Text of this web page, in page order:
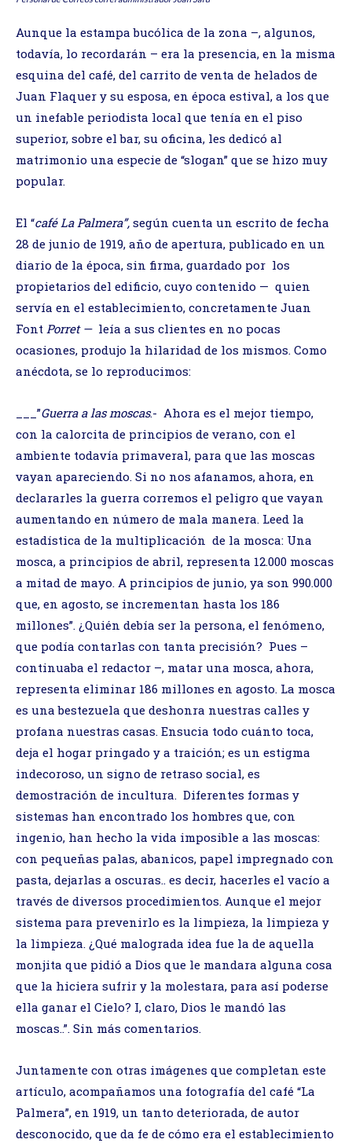
Aunque la estampa bucólica de la zona –, algunos,
todavía, lo recordarán – era la presencia, en la misma
esquina del café, del carrito de venta de helados de
Juan Flaquer y su esposa, en época estival, a los que
un inefable periodista local que tenía en el piso
superior, sobre el bar, su oficina, les dedicó al
matrimonio una especie de “slogan” que se hizo muy
popular.
El “café La Palmera”, según cuenta un escrito de fecha
28 de junio de 1919, año de apertura, publicado en un
diario de la época, sin firma, guardado por los
propietarios del edificio, cuyo contenido — quien
servía en el establecimiento, concretamente Juan
Font Porret — leía a sus clientes en no pocas
ocasiones, produjo la hilaridad de los mismos. Como
anécdota, se lo reproducimos:
___”Guerra a las moscas.- Ahora es el mejor tiempo,
con la calorcita de principios de verano, con el
ambiente todavía primaveral, para que las moscas
vayan apareciendo. Si no nos afanamos, ahora, en
declararles la guerra corremos el peligro que vayan
aumentando en número de mala manera. Leed la
estadística de la multiplicación de la mosca: Una
mosca, a principios de abril, representa 12.000 moscas
a mitad de mayo. A principios de junio, ya son 990.000
que, en agosto, se incrementan hasta los 186
millones”. ¿Quién debía ser la persona, el fenómeno,
que podía contarlas con tanta precisión? Pues –
continuaba el redactor –, matar una mosca, ahora,
representa eliminar 186 millones en agosto. La mosca
es una bestezuela que deshonra nuestras calles y
profana nuestras casas. Ensucia todo cuánto toca,
deja el hogar pringado y a traición; es un estigma
indecoroso, un signo de retraso social, es
demostración de incultura. Diferentes formas y
sistemas han encontrado los hombres que, con
ingenio, han hecho la vida imposible a las moscas:
con pequeñas palas, abanicos, papel impregnado con
pasta, dejarlas a oscuras.. es decir, hacerles el vacío a
través de diversos procedimientos. Aunque el mejor
sistema para prevenirlo es la limpieza, la limpieza y
la limpieza. ¿Qué malograda idea fue la de aquella
monjita que pidió a Dios que le mandara alguna cosa
que la hiciera sufrir y la molestara, para así poderse
ella ganar el Cielo? I, claro, Dios le mandó las
moscas..”. Sin más comentarios.
Juntamente con otras imágenes que completan este
artículo, acompañamos una fotografía del café “La
Palmera”, en 1919, un tanto deteriorada, de autor
desconocido, que da fe de cómo era el establecimiento